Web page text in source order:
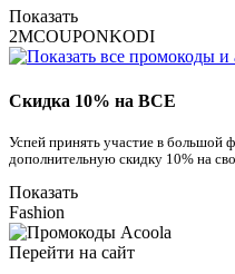
Показать
2MCOUPONKODI
Скидка 10% на ВСЕ
Успей принять участие в большой
дополнительную скидку 10% на
Показать
Fashion
Перейти на сайт